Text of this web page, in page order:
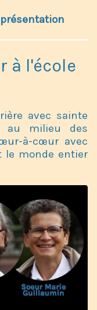
à l'école
avec sainte
au milieu des
à-cœur avec
le monde entier